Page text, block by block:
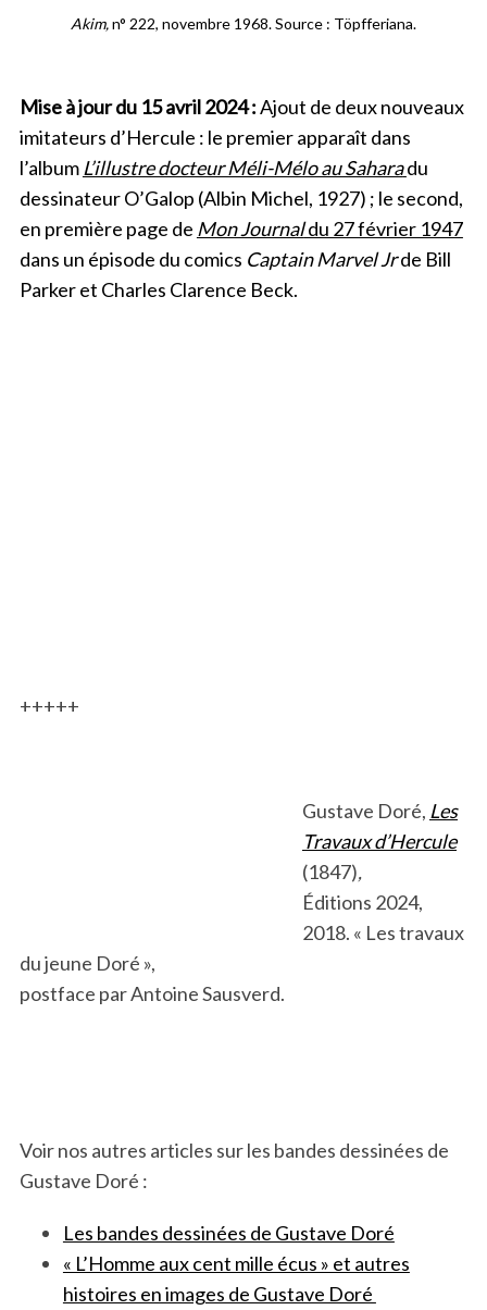
Akim,n° 222, novembre 1968. Source : Töpfferiana.
Mise à jour du 15 avril 2024 :Ajout de deux nouveaux
imitateurs d’Hercule : le premier apparaît dans
l’albumL’illustre docteur Méli-Mélo au Saharadu
dessinateur O’Galop (Albin Michel, 1927) ; le second,
en première page de Mon Journaldu 27 février 1947
dans un épisode du comics Captain Marvel Jrde Bill
Parker et Charles Clarence Beck.
+++++
Gustave Doré, Les
Travaux d’Hercule
(1847),
Éditions 2024,
2018. « Les travaux
du jeune Doré »,
postface par Antoine Sausverd.
Voir nos autres articles sur les bandes dessinées de
Gustave Doré :
Les bandes dessinées de Gustave Doré
« L’Homme aux cent mille écus » et autres
histoires en images de Gustave Doré